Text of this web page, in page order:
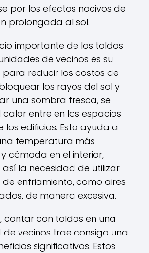
por los efectos nocivos de
prolongada al sol.
importante de los toldos
de vecinos es su
reducir los costos de
los rayos del sol y
una sombra fresca, se
calor entre en los espacios
los edificios. Esto ayuda a
temperatura más
cómoda en el interior,
la necesidad de utilizar
de enfriamiento, como aires
de manera excesiva.
contar con toldos en una
vecinos trae consigo una
significativos. Estos